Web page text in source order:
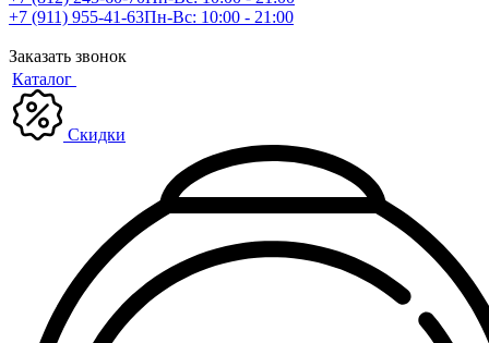
+7 (911) 955-41-63Пн-Вс: 10:00 - 21:00
Заказать звонок
Каталог
Скидки